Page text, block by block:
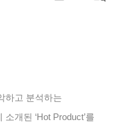
하고 분석하는
소개된 ‘Hot Product’를